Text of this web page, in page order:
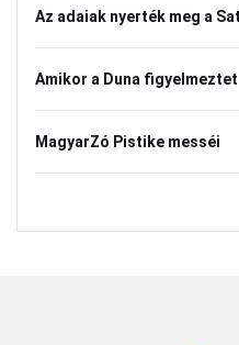
Az adaiak nyerték meg a
Amikor a Duna figyelmeztet
MagyarZó Pistike messéi